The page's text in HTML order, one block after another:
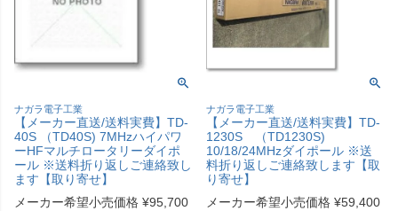
ナガラ電子工業
【メーカー直送/送料実費】TD-
40S （TD40S) 7MHzハイパワ
ーHFマルチロータリーダイポ
ール ※送料折り返しご連絡致し
ます【取り寄せ】
メーカー希望小売価格 ¥95,700
ナガラ電子工業
【メーカー直送/送料実費】TD-
1230S （TD1230S)
10/18/24MHzダイポール ※送
料折り返しご連絡致します【取
り寄せ】
メーカー希望小売価格 ¥59,400